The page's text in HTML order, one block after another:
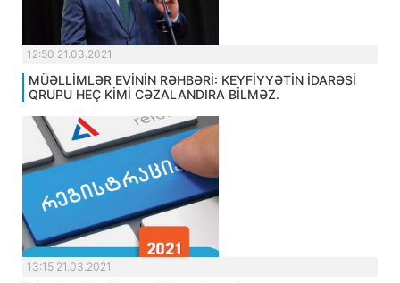
12:50 21.03.2021
MÜƏLLİMLƏR EVİNİN RƏHBƏRİ: KEYFİYYƏTİN İDARƏSİ
QRUPU HEÇ KİMİ CƏZALANDIRA BİLMƏZ.
13:15 21.03.2021